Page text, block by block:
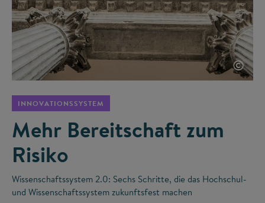
©
INNOVATIONSSYSTEM
Mehr Bereitschaft zum
Risiko
Wissenschaftssystem 2.0: Sechs Schritte, die das Hochschul-
und Wissenschaftssystem zukunftsfest machen